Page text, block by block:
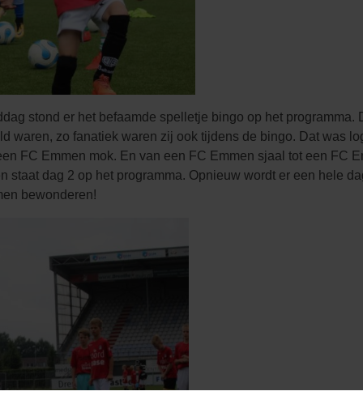
stond er het befaamde spelletje bingo op het
waren, zo fanatiek waren zij ook tijdens de bingo. Dat was
FC Emmen mok. En van een FC Emmen sjaal tot een FC
staat dag 2 op het programma. Opnieuw wordt er een hele
bewonderen!